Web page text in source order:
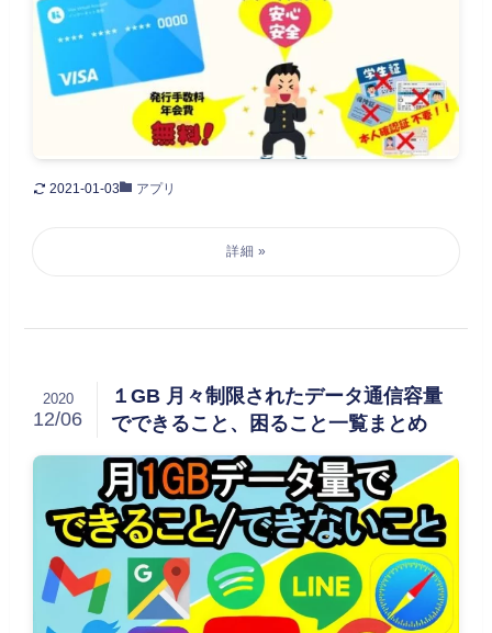
2021-01-03 アプリ
１GB 月々制限されたデータ通信容量
でできること、困ること一覧まとめ
2020
12/06